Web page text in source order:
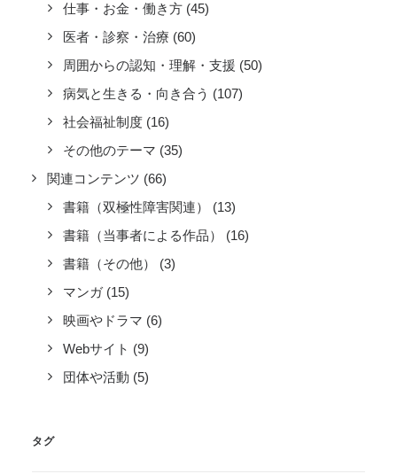
仕事・お金・働き方 (45)
医者・診察・治療 (60)
周囲からの認知・理解・支援 (50)
病気と生きる・向き合う (107)
社会福祉制度 (16)
その他のテーマ (35)
関連コンテンツ (66)
書籍（双極性障害関連）
(13)
書籍（当事者による作品）
(16)
書籍（その他）
(3)
マンガ (15)
映画やドラマ (6)
Webサイト (9)
団体や活動 (5)
タグ